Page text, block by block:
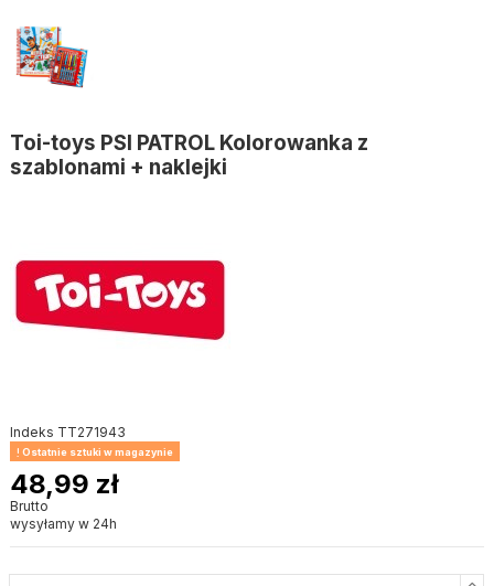
Toi-toys PSI PATROL Kolorowanka z
szablonami + naklejki
Indeks TT271943
Ostatnie sztuki w magazynie
48,99 zł
Brutto
wysyłamy w 24h